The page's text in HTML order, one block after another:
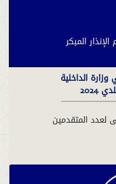
المبكر
الداخلية
2024
لعدد المتقدمين